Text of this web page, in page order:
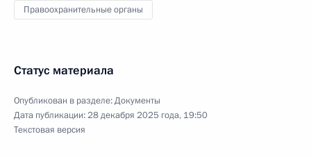
Правоохранительные органы
Статус материала
Опубликован в разделе:Документы
Дата публикации:28 декабря 2025 года, 19:50
Текстовая версия